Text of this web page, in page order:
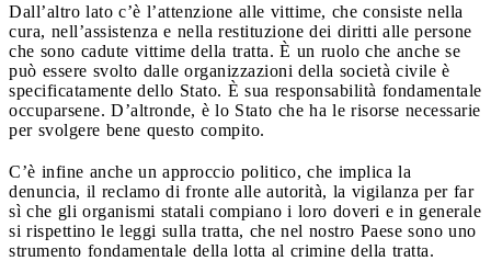
Dall’altro lato c’è l’attenzione alle vittime, che consiste nella
cura, nell’assistenza e nella restituzione dei diritti alle persone
che sono cadute vittime della tratta. È un ruolo che anche se
può essere svolto dalle organizzazioni della società civile è
specificatamente dello Stato. È sua responsabilità fondamentale
occuparsene. D’altronde, è lo Stato che ha le risorse necessarie
per svolgere bene questo compito.
C’è infine anche un approccio politico, che implica la
denuncia, il reclamo di fronte alle autorità, la vigilanza per far
sì che gli organismi statali compiano i loro doveri e in generale
si rispettino le leggi sulla tratta, che nel nostro Paese sono uno
strumento fondamentale della lotta al crimine della tratta.